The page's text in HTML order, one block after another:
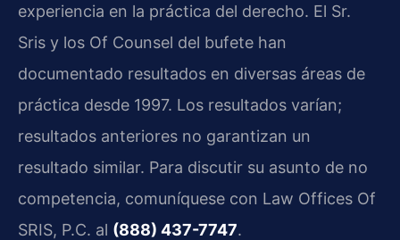
experiencia en la práctica del derecho. El Sr.
Sris y los Of Counsel del bufete han
documentado resultados en diversas áreas de
práctica desde 1997. Los resultados varían;
resultados anteriores no garantizan un
resultado similar. Para discutir su asunto de no
competencia, comuníquese con Law Offices Of
SRIS, P.C. al (888) 437-7747.